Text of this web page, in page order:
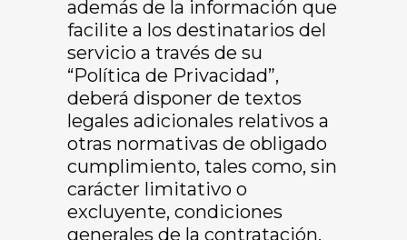
además de la información que
facilite a los destinatarios del
servicio a través de su
“Política de Privacidad”,
deberá disponer de textos
legales adicionales relativos a
otras normativas de obligado
cumplimiento, tales como, sin
carácter limitativo o
excluyente, condiciones
generales de la contratación,